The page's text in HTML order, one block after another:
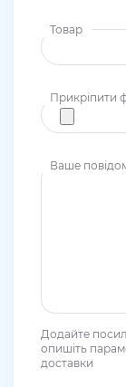
Товар
Прикріпити
Ваше
Додайте
опишіть
доставки